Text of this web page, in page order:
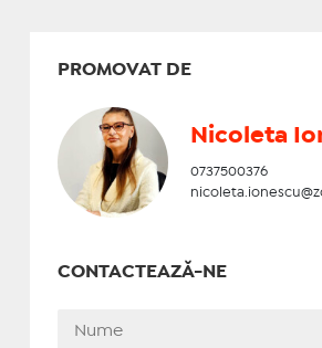
PROMOVAT DE
Nicoleta
0737500376
CONTACTEAZĂ-NE